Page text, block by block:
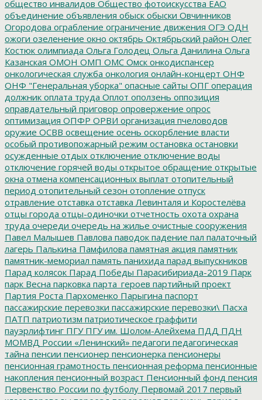
общество инвалидов Общество фотоискусства ЕАО
объединение объявления обыск обыски Овчинников
Огородова ограбление ограничение движения ОГЭ ОДН
ожоги озеленение окно октябрь Октябрьский район Олег
Костюк олимпиада Ольга Голодец Ольга Данилина Ольга
Казанская ОМОН ОМП ОМС Омск онкодиспансер
онкологическая служба онкология онлайн-концерт ОНФ
ОНФ "Генеральная уборка" опасные сайты ОПГ операция
должник оплата труда Оплот оползень оппозиция
оправдательный приговор опровержение опрос
оптимизация ОПФР ОРВИ организация пчеловодов
оружие ОСВВ освещение осень оскорбление власти
особый противопожарный режим остановка остановки
осужденные отдых отключение отключение воды
отключение горячей воды открытое обращение открытые
окна отмена компенсационных выплат отопительный
период отопительный сезон отопление отпуск
отравление отставка отставка Левинталя и Коростелёва
отцы города отцы-одиночки отчетность охота охрана
труда очереди очередь на жилье очистные сооружения
Павел Малышев Павлова паводок падение пал палаточный
лагерь Палькина Памфилова памятная акция памятник
памятник-мемориал память панихида парад выпускников
Парад колясок Парад Победы Парасибириада-2019 Парк
парк Весна парковка парта_героев партийный проект
Партия Роста Пархоменко Парыгина паспорт
пассажирские перевозки пассажирские перевозки\ Пасха
ПАТП патриотизм патриотическое граффити
пауэрлифтинг ПГУПГУ им. Шолом-Алейхема ПДД ПДН
МОМВД России «Ленинский» педагоги педагогическая
тайна пенсии пенсионер пенсионерка пенсионеры
пенсионная грамотность пенсионная реформа пенсионные
накопления пенсионный возраст Пенсионный фонд пенсия
Первенство России по футболу Первомай 2017 первый